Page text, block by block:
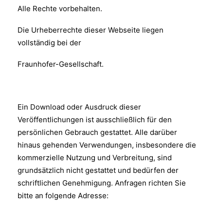
Alle Rechte vorbehalten.
Die Urheberrechte dieser Webseite liegen
vollständig bei der
Fraunhofer-Gesellschaft.
Ein Download oder Ausdruck dieser
Veröffentlichungen ist ausschließlich für den
persönlichen Gebrauch gestattet. Alle darüber
hinaus gehenden Verwendungen, insbesondere die
kommerzielle Nutzung und Verbreitung, sind
grundsätzlich nicht gestattet und bedürfen der
schriftlichen Genehmigung. Anfragen richten Sie
bitte an folgende Adresse: